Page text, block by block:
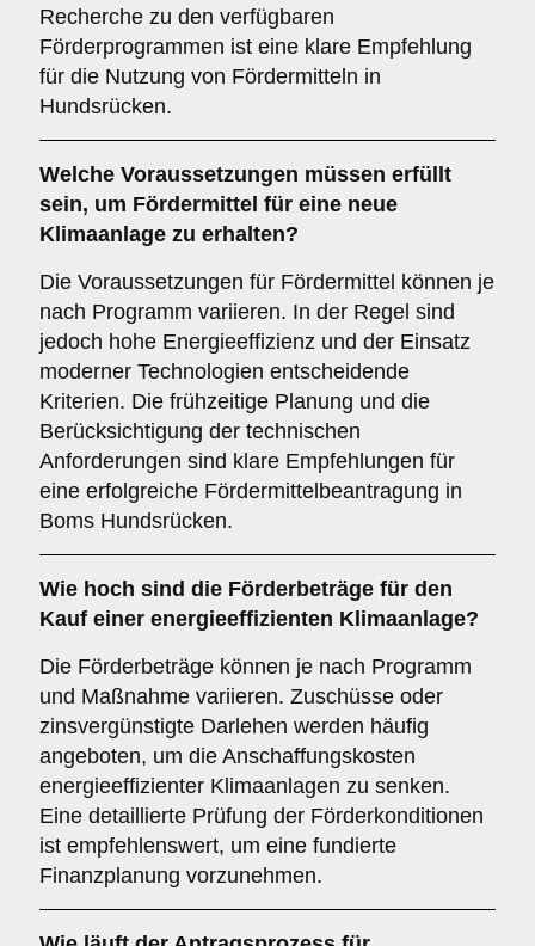
Recherche zu den verfügbaren
Förderprogrammen ist eine klare Empfehlung
für die Nutzung von Fördermitteln in
Hundsrücken.
Welche Voraussetzungen müssen erfüllt
sein, um Fördermittel für eine neue
Klimaanlage zu erhalten?
Die Voraussetzungen für Fördermittel können je
nach Programm variieren. In der Regel sind
jedoch hohe Energieeffizienz und der Einsatz
moderner Technologien entscheidende
Kriterien. Die frühzeitige Planung und die
Berücksichtigung der technischen
Anforderungen sind klare Empfehlungen für
eine erfolgreiche Fördermittelbeantragung in
Boms Hundsrücken.
Wie hoch sind die Förderbeträge für den
Kauf einer energieeffizienten Klimaanlage?
Die Förderbeträge können je nach Programm
und Maßnahme variieren. Zuschüsse oder
zinsvergünstigte Darlehen werden häufig
angeboten, um die Anschaffungskosten
energieeffizienter Klimaanlagen zu senken.
Eine detaillierte Prüfung der Förderkonditionen
ist empfehlenswert, um eine fundierte
Finanzplanung vorzunehmen.